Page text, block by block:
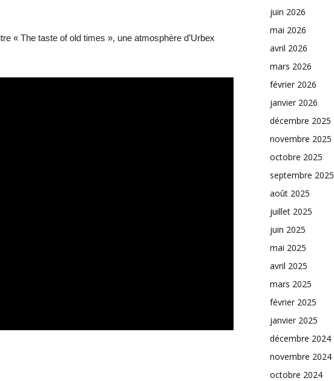
« The taste of old times », une atmosphère d’Urbex
juin 2026
mai 2026
avril 2026
mars 2026
février 2026
janvier 2026
décembre 2025
novembre 2025
octobre 2025
septembre 2025
août 2025
juillet 2025
juin 2025
mai 2025
avril 2025
mars 2025
février 2025
janvier 2025
décembre 2024
novembre 2024
octobre 2024